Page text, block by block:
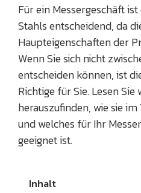
Für ein Messergeschäft
Stahls entscheidend, da
Haupteigenschaften der
Wenn Sie sich nicht
entscheiden können, ist
Richtige für Sie. Lesen Sie
herauszufinden, wie sie
und welches für Ihr
geeignet ist.
Inhalt